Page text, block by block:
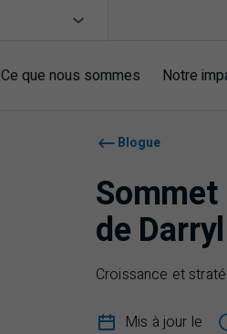
Ce que nous sommes Notre
Blogue
de
Croissance et
Mis à jour le